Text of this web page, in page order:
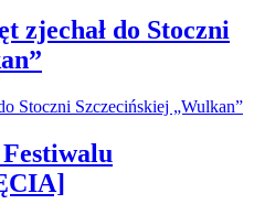
zjechał do Stoczni